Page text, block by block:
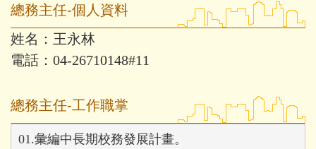
總務主任-個人資料
姓名：王永林
電話：04-26710148#11
總務主任-工作職掌
01.彙編中長期校務發展計畫。